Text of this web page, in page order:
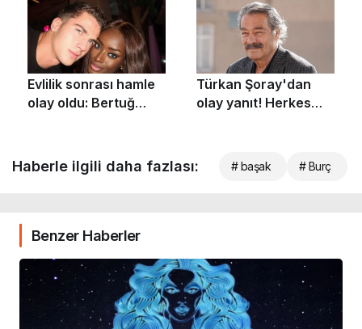
Haberle ilgili daha fazlası: # başak # Burç
Benzer Haberler